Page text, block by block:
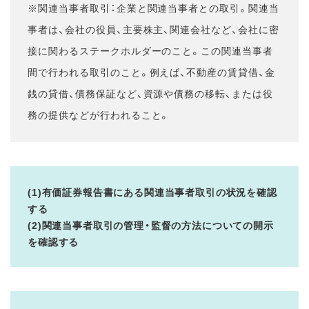
※関連当事者取引：企業と関連当事者との取引。関連当
事者は、会社の役員、主要株主、関連会社など、会社に密
接に関わるステークホルダーのこと。この関連当事者
間で行われる取引のこと。例えば、不動産の賃貸借、金
銭の貸借、債務保証など、資源や債務の移転、または役
務の提供などが行われること。
(1)有価証券報告書にある関連当事者取引の状況を確認
する
(2)関連当事者取引の管理・監督の方法についての開示
を確認する